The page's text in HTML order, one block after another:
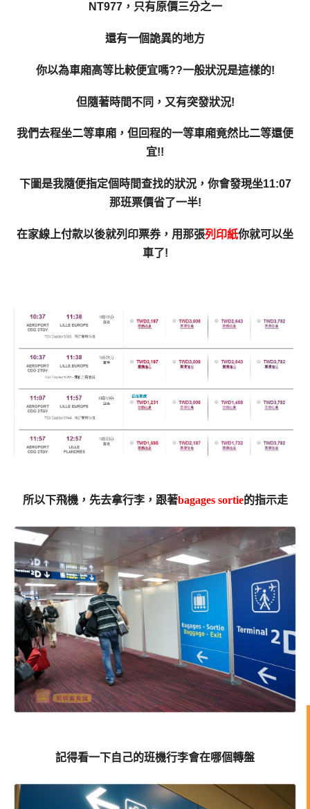
NT977，只有原價三分之一
還有一個詭異的地方
你以為車廂高等比較便宜嗎??一般狀況是這樣的!
但隨著時間不同，又有突發狀況!
我們去程坐二等車廂，但回程的一等車廂竟然比二等還便
宜!!
下圖是我隨便指定個時間查找的狀況，你會發現坐11:07
那班票價省了一半!
在家線上付款以後就列印票券，用那張列印紙你就可以坐
車了!
所以下飛機，先去拿行李， 跟著bagages sortie的指示走
記得看一下自己的班機行李會在哪個轉盤